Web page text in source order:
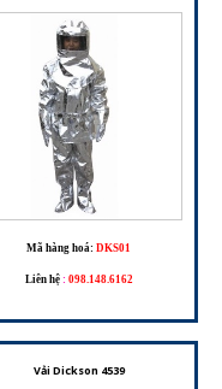
Mã hàng hoá: DKS01
Liên hệ : 098.148.6162
Vải Dickson 4539